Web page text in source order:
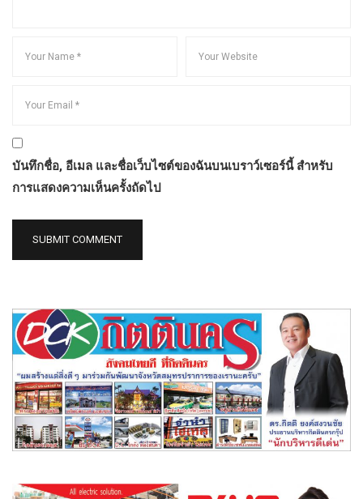
บันทึกชื่อ, อีเมล และชื่อเว็บไซต์ของฉันบนเบราว์เซอร์นี้ สำหรับ
การแสดงความเห็นครั้งถัดไป